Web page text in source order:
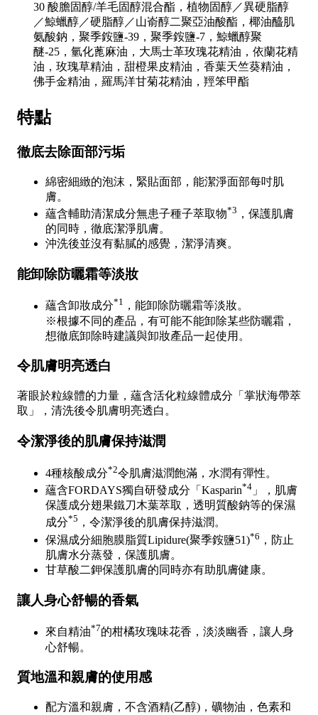
30 酸膽固醇/羊毛固醇混合酯，植物固醇／異硬脂醇
／鯨蠟醇／硬脂醇／山嵛醇二聚亞油酸酯，椰油醯肌
氨酸鈉，聚季銨鹽-39，聚季銨鹽-7，鯨蠟醇聚
醚-25，氫化蓖麻油，大馬士革玫瑰花精油，依蘭花精
油，玫瑰草精油，甜橙果皮精油，香葉天竺葵精油，
佛手金精油，羅馬洋甘菊花精油，羥笨甲酯
特點
徹底去除面部污垢
綿密細緻的泡沫，緊貼面部，能潔淨面部每吋肌
膚。
蘊含輔助清潔成分無患子種子萃取物*3 ，保護肌膚
的同時，徹底潔淨肌膚。
沖洗後並沒有黏膩的感覺，潔淨清爽。
能卸除防曬霜等淡妝
蘊含卸妝成分*1 ，能卸除防曬霜等淡妝。
※根據不同的產品，有可能不能卸除某些防曬霜，
想徹底卸除時建議與卸妝產品一起使用。
令肌膚明亮透白
著眼於粒線體的力量，蘊含活化粒線體成分「掌狀海帶萃
取」，清洗後令肌膚明亮透白。
令潔淨後的肌膚保持滋潤
4種核酸成分*2令肌膚滋潤飽滿，水潤有彈性。
蘊含FORDAYS獨自研發成分「Kasparin*4 」，肌膚
保護成分翅果鐵刀木葉萃取，透明質酸鈉等的保濕
成分*5 ，令潔淨後的肌膚保持滋潤。
保濕成分細胞膜脂質Lipidure(聚季銨鹽51)*6 ，防止
肌膚水分蒸發，保護肌膚。
甘草酸二鉀保護肌膚的同時亦有助肌膚健康。
讓人身心舒暢的香氣
來自精油*7的柑橘玫瑰味花香，淡淡幽香，讓人身
心舒暢。
質地溫和親膚的使用感
配方溫和親膚，不含酒精(乙醇)，礦物油，色素和